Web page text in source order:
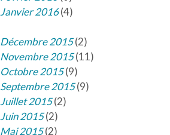
Janvier 2016(4)
Décembre 2015(2)
Novembre 2015(11)
Octobre 2015(9)
Septembre 2015(9)
Juillet 2015(2)
Juin 2015(2)
Mai 2015(2)